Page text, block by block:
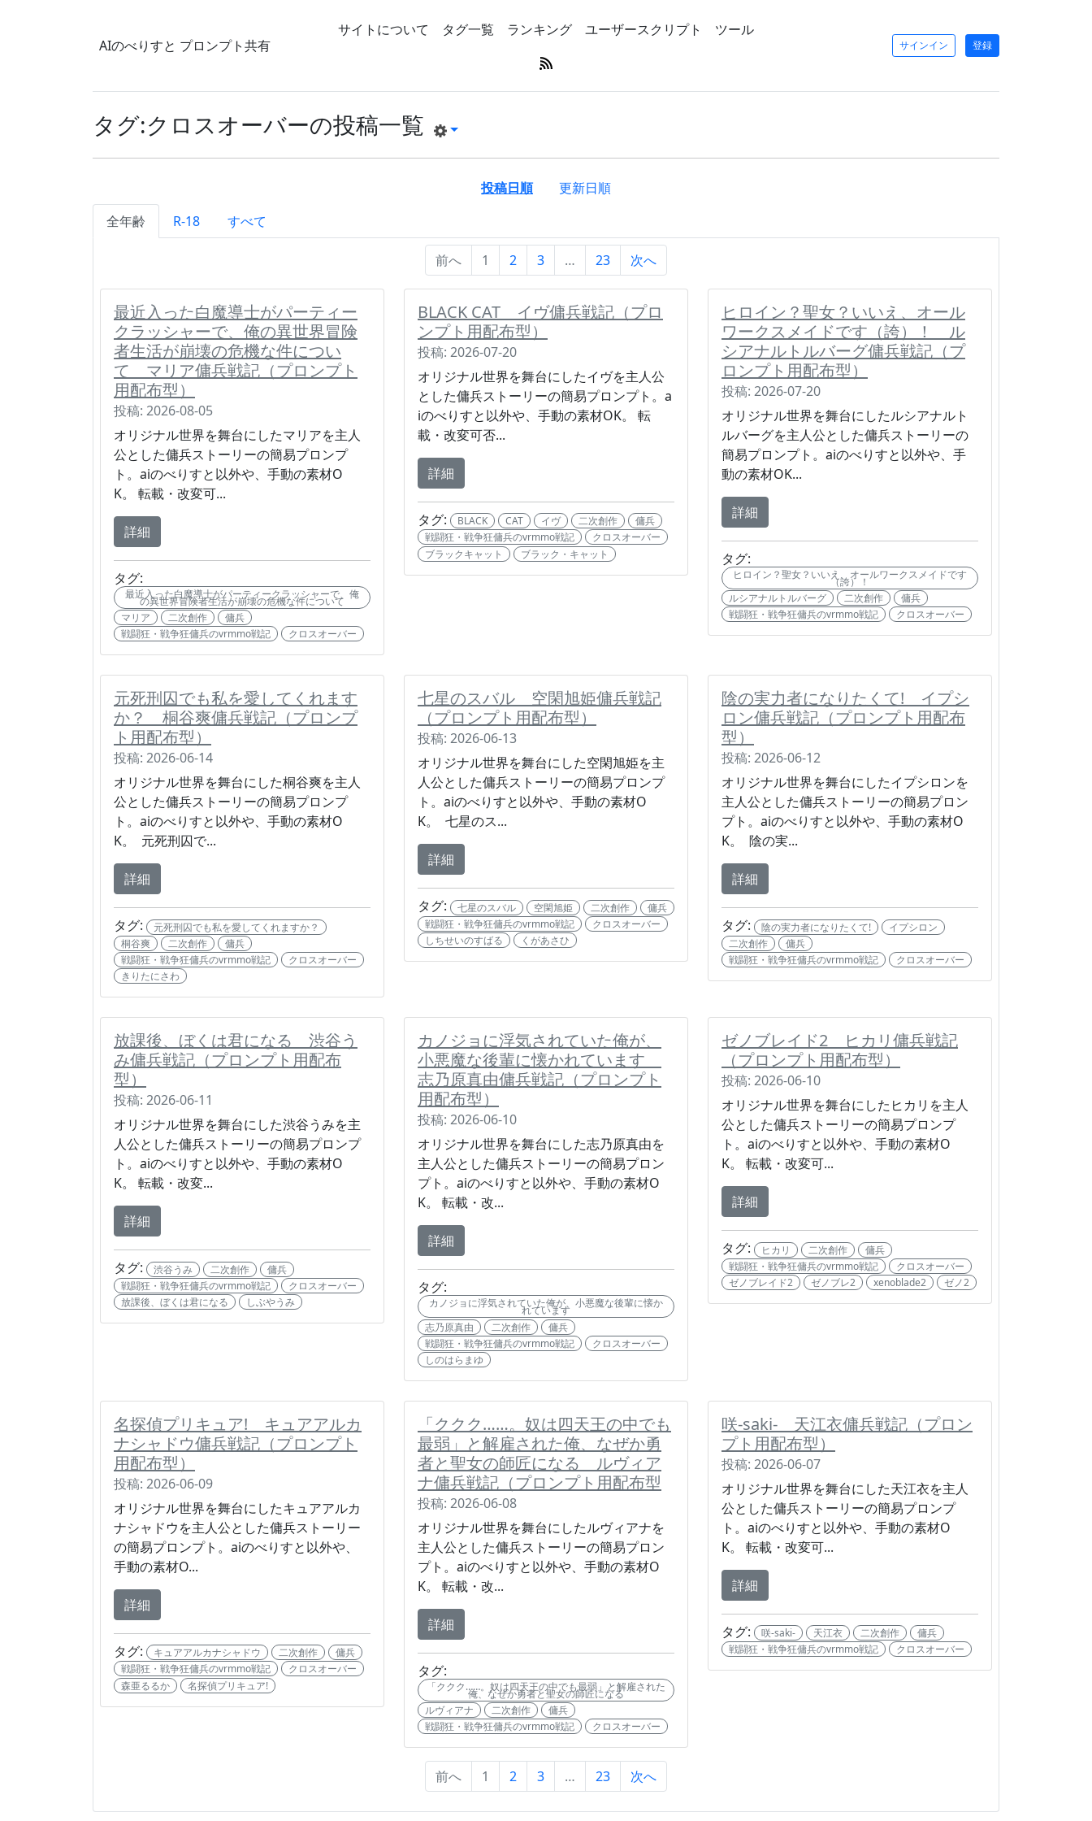
AIのべりすと プロンプト共有
サイトについて タグ一覧 ランキング ユーザースクリプト ツール
サインイン 登録
タグ:クロスオーバーの投稿一覧
投稿日順
更新日順
全年齢
R-18 すべて
前へ 1 2 3 … 23 次へ
最近入った白魔導士がパーティー
クラッシャーで、俺の異世界冒険
者生活が崩壊の危機な件につい
て マリア傭兵戦記（プロンプト
用配布型）
投稿: 2026-08-05
オリジナル世界を舞台にしたマリアを主人
公とした傭兵ストーリーの簡易プロンプ
ト。aiのべりすと以外や、手動の素材O
K。 転載・改変可...
詳細
タグ:
最近入った白魔導士がパーティークラッシャーで、俺
の異世界冒険者生活が崩壊の危機な件について
マリア
二次創作
傭兵
戦闘狂・戦争狂傭兵のvrmmo戦記
クロスオーバー
BLACK CAT イヴ傭兵戦記（プロ
ンプト用配布型）
投稿: 2026-07-20
オリジナル世界を舞台にしたイヴを主人公
とした傭兵ストーリーの簡易プロンプト。a
iのべりすと以外や、手動の素材OK。 転
載・改変可否...
詳細
タグ: BLACK CAT イヴ 二次創作
傭兵
戦闘狂・戦争狂傭兵のvrmmo戦記
クロスオーバー
ブラックキャット
ブラック・キャット
ヒロイン？聖女？いいえ、オール
ワークスメイドです（誇）！ ル
シアナルトルバーグ傭兵戦記（プ
ロンプト用配布型）
投稿: 2026-07-20
オリジナル世界を舞台にしたルシアナルト
ルバーグを主人公とした傭兵ストーリーの
簡易プロンプト。aiのべりすと以外や、手
動の素材OK...
詳細
タグ:
ヒロイン？聖女？いいえ、オールワークスメイドです
（誇）！
ルシアナルトルバーグ
二次創作
傭兵
戦闘狂・戦争狂傭兵のvrmmo戦記
クロスオーバー
元死刑囚でも私を愛してくれます
か？ 桐谷爽傭兵戦記（プロンプ
ト用配布型）
投稿: 2026-06-14
オリジナル世界を舞台にした桐谷爽を主人
公とした傭兵ストーリーの簡易プロンプ
ト。aiのべりすと以外や、手動の素材O
K。 元死刑囚で...
詳細
タグ:
元死刑囚でも私を愛してくれますか？
桐谷爽
二次創作
傭兵
戦闘狂・戦争狂傭兵のvrmmo戦記
クロスオーバー
きりたにさわ
七星のスバル 空閑旭姫傭兵戦記
（プロンプト用配布型）
投稿: 2026-06-13
オリジナル世界を舞台にした空閑旭姫を主
人公とした傭兵ストーリーの簡易プロンプ
ト。aiのべりすと以外や、手動の素材O
K。 七星のス...
詳細
タグ: 七星のスバル 空閑旭姫 二次創作
傭兵
戦闘狂・戦争狂傭兵のvrmmo戦記
クロスオーバー
しちせいのすばる
くがあさひ
陰の実力者になりたくて! イプシ
ロン傭兵戦記（プロンプト用配布
型）
投稿: 2026-06-12
オリジナル世界を舞台にしたイプシロンを
主人公とした傭兵ストーリーの簡易プロン
プト。aiのべりすと以外や、手動の素材O
K。 陰の実...
詳細
タグ: 陰の実力者になりたくて!
イプシロン
二次創作
傭兵
戦闘狂・戦争狂傭兵のvrmmo戦記
クロスオーバー
放課後、ぼくは君になる 渋谷う
み傭兵戦記（プロンプト用配布
型）
投稿: 2026-06-11
オリジナル世界を舞台にした渋谷うみを主
人公とした傭兵ストーリーの簡易プロンプ
ト。aiのべりすと以外や、手動の素材O
K。 転載・改変...
詳細
タグ: 渋谷うみ 二次創作
傭兵
戦闘狂・戦争狂傭兵のvrmmo戦記
クロスオーバー
放課後、ぼくは君になる
しぶやうみ
カノジョに浮気されていた俺が、
小悪魔な後輩に懐かれています
志乃原真由傭兵戦記（プロンプト
用配布型）
投稿: 2026-06-10
オリジナル世界を舞台にした志乃原真由を
主人公とした傭兵ストーリーの簡易プロン
プト。aiのべりすと以外や、手動の素材O
K。 転載・改...
詳細
タグ:
カノジョに浮気されていた俺が、小悪魔な後輩に懐か
れています
志乃原真由
二次創作
傭兵
戦闘狂・戦争狂傭兵のvrmmo戦記
クロスオーバー
しのはらまゆ
ゼノブレイド2 ヒカリ傭兵戦記
（プロンプト用配布型）
投稿: 2026-06-10
オリジナル世界を舞台にしたヒカリを主人
公とした傭兵ストーリーの簡易プロンプ
ト。aiのべりすと以外や、手動の素材O
K。 転載・改変可...
詳細
タグ: ヒカリ 二次創作
傭兵
戦闘狂・戦争狂傭兵のvrmmo戦記
クロスオーバー
ゼノブレイド2
ゼノブレ2 xenoblade2 ゼノ2
名探偵プリキュア! キュアアルカ
ナシャドウ傭兵戦記（プロンプト
用配布型）
投稿: 2026-06-09
オリジナル世界を舞台にしたキュアアルカ
ナシャドウを主人公とした傭兵ストーリー
の簡易プロンプト。aiのべりすと以外や、
手動の素材O...
詳細
タグ: キュアアルカナシャドウ 二次創作
傭兵
戦闘狂・戦争狂傭兵のvrmmo戦記
クロスオーバー
森亜るるか
名探偵プリキュア!
「ククク……。奴は四天王の中でも
最弱」と解雇された俺、なぜか勇
者と聖女の師匠になる ルヴィア
ナ傭兵戦記（プロンプト用配布型
投稿: 2026-06-08
オリジナル世界を舞台にしたルヴィアナを
主人公とした傭兵ストーリーの簡易プロン
プト。aiのべりすと以外や、手動の素材O
K。 転載・改...
詳細
タグ:
「ククク……。奴は四天王の中でも最弱」と解雇された
俺、なぜか勇者と聖女の師匠になる
ルヴィアナ
二次創作
傭兵
戦闘狂・戦争狂傭兵のvrmmo戦記
クロスオーバー
咲-saki- 天江衣傭兵戦記（プロン
プト用配布型）
投稿: 2026-06-07
オリジナル世界を舞台にした天江衣を主人
公とした傭兵ストーリーの簡易プロンプ
ト。aiのべりすと以外や、手動の素材O
K。 転載・改変可...
詳細
タグ: 咲-saki- 天江衣 二次創作
傭兵
戦闘狂・戦争狂傭兵のvrmmo戦記
クロスオーバー
前へ 1 2 3 … 23 次へ